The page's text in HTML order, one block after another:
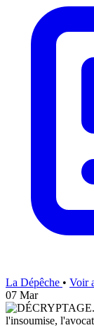
La Dépêche • Voir
07 Mar